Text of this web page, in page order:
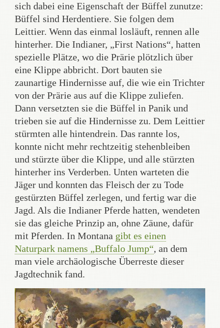
sich dabei eine Eigenschaft der Büffel zunutze:
Büffel sind Herdentiere. Sie folgen dem
Leittier. Wenn das einmal losläuft, rennen alle
hinterher. Die Indianer, „First Nations“, hatten
spezielle Plätze, wo die Prärie plötzlich über
eine Klippe abbricht. Dort bauten sie
zaunartige Hindernisse auf, die wie ein Trichter
von der Prärie aus auf die Klippe zuliefen.
Dann versetzten sie die Büffel in Panik und
trieben sie auf die Hindernisse zu. Dem Leittier
stürmten alle hintendrein. Das rannte los,
konnte nicht mehr rechtzeitig stehenbleiben
und stürzte über die Klippe, und alle stürzten
hinterher ins Verderben. Unten warteten die
Jäger und konnten das Fleisch der zu Tode
gestürzten Büffel zerlegen, und fertig war die
Jagd. Als die Indianer Pferde hatten, wendeten
sie das gleiche Prinzip an, ohne Zäune, dafür
mit Pferden. In Montana gibt es einen
Naturpark namens „Buffalo Jump“, an dem
man viele archäologische Überreste dieser
Jagdtechnik fand.